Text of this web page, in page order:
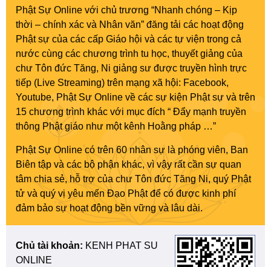
Phật Sự Online với chủ trương “Nhanh chóng – Kịp
thời – chính xác và Nhân văn” đăng tải các hoạt động
Phật sự của các cấp Giáo hội và các tự viện trong cả
nước cùng các chương trình tu học, thuyết giảng của
chư Tôn đức Tăng, Ni giảng sư được truyền hình trực
tiếp (Live Streaming) trên mạng xã hội: Facebook,
Youtube, Phật Sự Online về các sự kiện Phật sự và trên
15 chương trình khác với mục đích “ Đẩy mạnh truyền
thông Phật giáo như một kênh Hoằng pháp …”
Phật Sự Online có trên 60 nhân sự là phóng viên, Ban
Biên tập và các bộ phận khác, vì vậy rất cần sự quan
tâm chia sẻ, hỗ trợ của chư Tôn đức Tăng Ni, quý Phật
tử và quý vị yêu mến Đạo Phật để có được kinh phí
đảm bảo sự hoạt động bền vững và lâu dài.
Chủ tài khoản: KENH PHAT SU
ONLINE